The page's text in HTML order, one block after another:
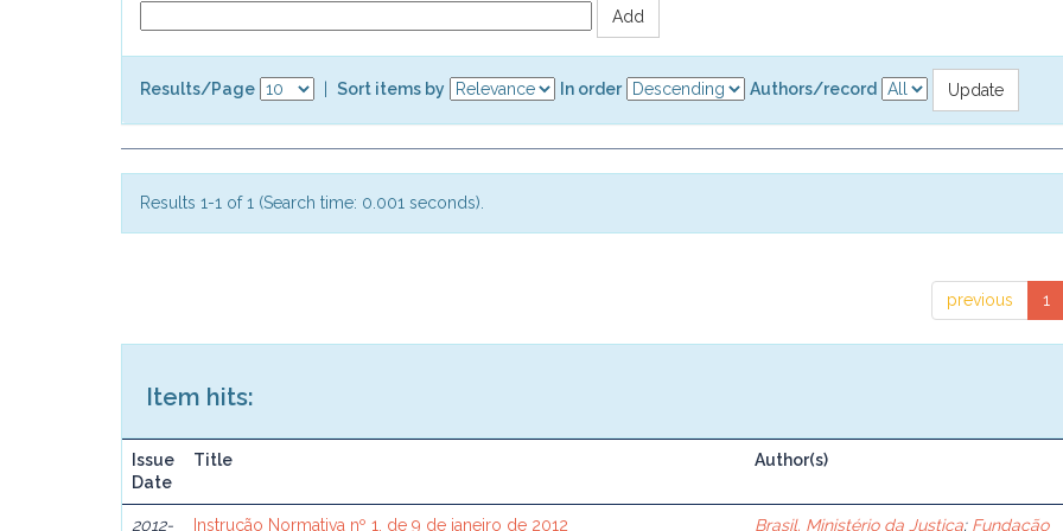
Results/Page Sort items by In order Authors/record
Results 1-1 of 1 (Search time: 0.001 seconds).
previous 1
Item hits:
Issue
Date
Title Author(s)
2012- Instrução Normativa nº 1, de 9 de janeiro de 2012 Brasil. Ministério da Justiça; Fundação